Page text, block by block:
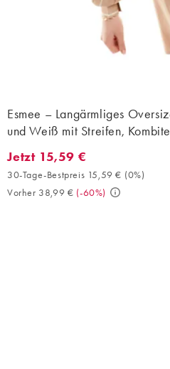
Esmee – Langärmliges
und Weiß mit Streifen,
Jetzt 15,59 €. 30-Tage-
Jetzt 15,59 €
30-Tage-Bestpreis 15,59 € (0%)
Vorher 38,99 € (-60%)